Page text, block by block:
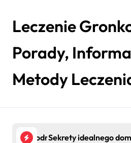
contentLeczenie
Porady,
Metody
kompleksowy przewodnik po
Niezawodność w